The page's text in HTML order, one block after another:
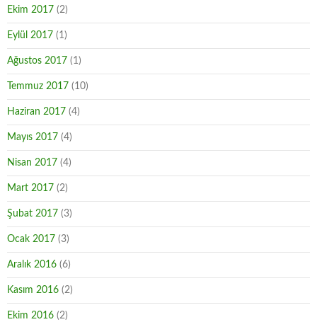
Ekim 2017 (2)
Eylül 2017 (1)
Ağustos 2017 (1)
Temmuz 2017 (10)
Haziran 2017 (4)
Mayıs 2017 (4)
Nisan 2017 (4)
Mart 2017 (2)
Şubat 2017 (3)
Ocak 2017 (3)
Aralık 2016 (6)
Kasım 2016 (2)
Ekim 2016 (2)